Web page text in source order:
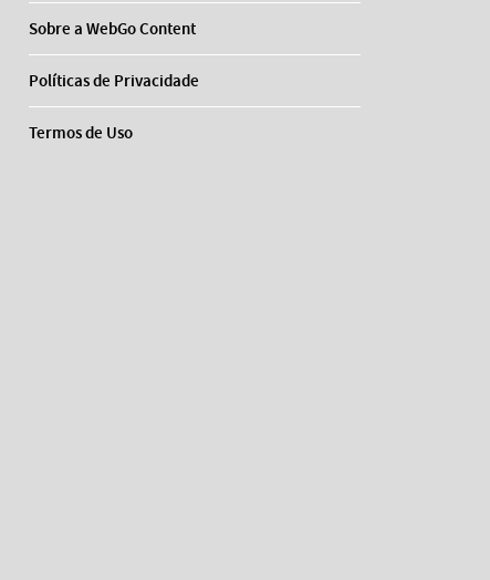
Sobre a WebGo Content
Políticas de Privacidade
Termos de Uso